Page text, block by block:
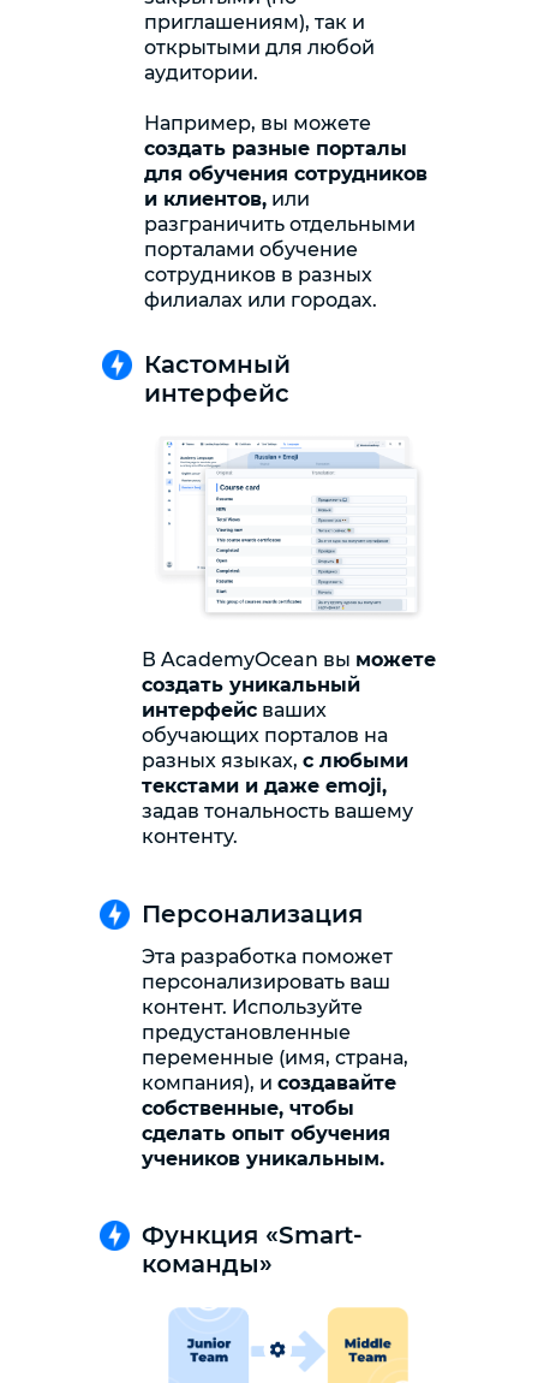
Функция «Smart-
команды»
Персонализация
Эта разработка поможет
персонализировать ваш
контент. Используйте
предустановленные
переменные (имя, страна,
компания), и создавайте
собственные, чтобы
сделать опыт обучения
учеников уникальным.
В AcademyOcean вы можете
создать уникальный
интерфейс ваших
обучающих порталов на
разных языках, с любыми
текстами и даже emoji,
задав тональность вашему
контенту.
Кастомный
интерфейс
приглашениям), так и
открытыми для любой
аудитории.
Например, вы можете
создать разные порталы
для обучения сотрудников
и клиентов, или
разграничить отдельными
порталами обучение
сотрудников в разных
филиалах или городах.